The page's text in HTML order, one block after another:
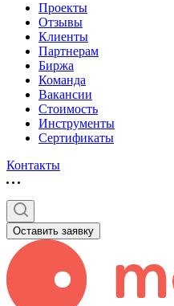
Проекты
Отзывы
Клиенты
Партнерам
Биржа
Команда
Вакансии
Стоимость
Инструменты
Сертификаты
Контакты
Оставить заявку